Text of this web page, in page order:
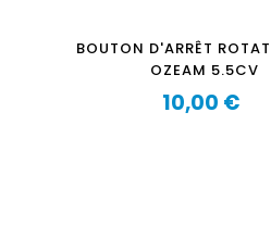
BOUTON D'ARRÊT
OZEAM 5.5CV
Prix
10,00 €